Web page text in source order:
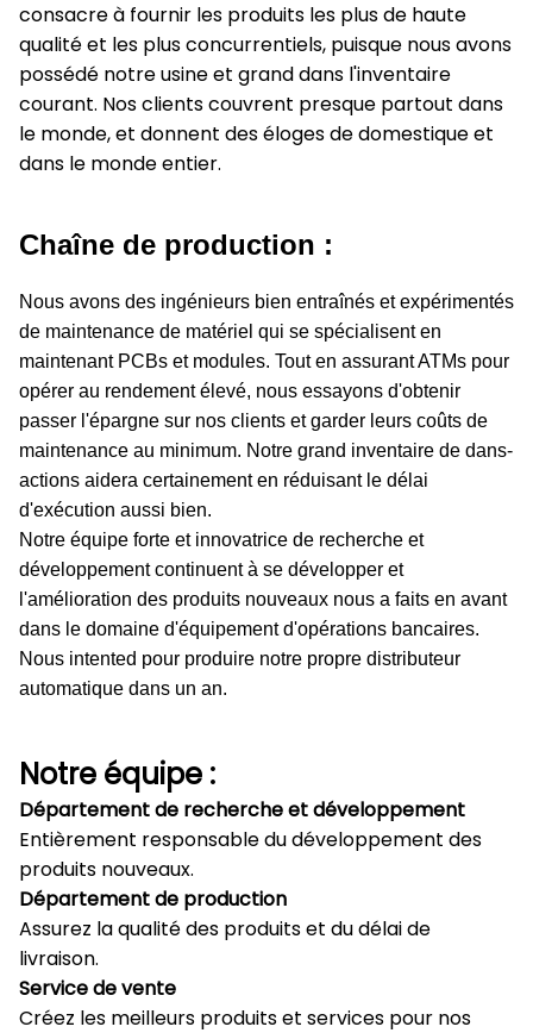
consacre à fournir les produits les plus de haute
qualité et les plus concurrentiels, puisque nous avons
possédé notre usine et grand dans l'inventaire
courant. Nos clients couvrent presque partout dans
le monde, et donnent des éloges de domestique et
dans le monde entier.
Chaîne de production :
Nous avons des ingénieurs bien entraînés et expérimentés
de maintenance de matériel qui se spécialisent en
maintenant PCBs et modules. Tout en assurant ATMs pour
opérer au rendement élevé, nous essayons d'obtenir
passer l'épargne sur nos clients et garder leurs coûts de
maintenance au minimum. Notre grand inventaire de dans-
actions aidera certainement en réduisant le délai
d'exécution aussi bien.
Notre équipe forte et innovatrice de recherche et
développement continuent à se développer et
l'amélioration des produits nouveaux nous a faits en avant
dans le domaine d'équipement d'opérations bancaires.
Nous intented pour produire notre propre distributeur
automatique dans un an.
Notre équipe :
Département de recherche et développement
Entièrement responsable du développement des
produits nouveaux.
Département de production
Assurez la qualité des produits et du délai de
livraison.
Service de vente
Créez les meilleurs produits et services pour nos